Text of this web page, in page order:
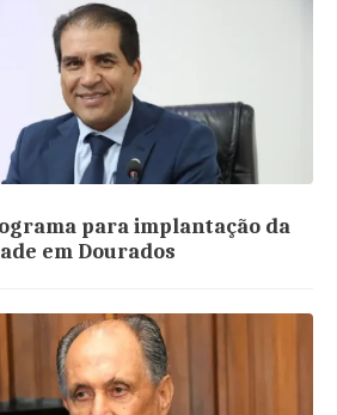
para implantação da
em Dourados